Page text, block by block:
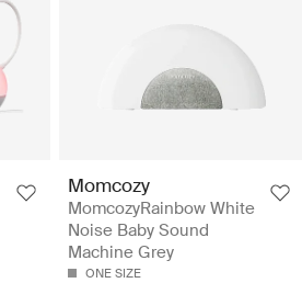
Momcozy
MomcozyRainbow White
Noise Baby Sound
Machine Grey
ONE SIZE